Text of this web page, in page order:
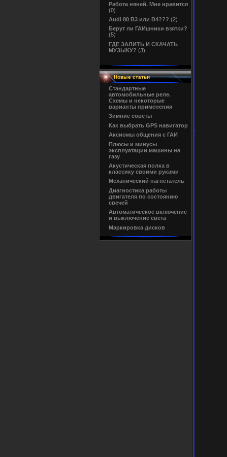
Работа няней. Мне нравится
(0)
Audi 80 B3 или B4??? (2)
Берут ли ГАИшники взятки?
(5)
ГДЕ ЗАЛИТЬ И СКАЧАТЬ
МУЗЫКУ? (3)
Новые статьи
Cтандартные
автомобильные реле.
Схемы и некоторые
варианты применения
Зимние советы
Как выбрать GPS навигатор
Аксиомы общения с ГАИ
Плюсы и минусы
эксплуатации машины на
газу
Акустическая полка в
классику своими руками
Механический нагнетатель
Диагностика работы
двигателя по состоянию
свечей
Автоматическое включение
и выключение света
Маркировка дисков